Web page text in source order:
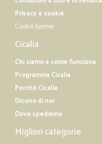
Privacy e cookie
Cookie banner
Cicalia
Chi siamo e come funziona
Programma Cicalia
Perché Cicalia
Dicono di noi
Dove spediamo
Migliori categorie